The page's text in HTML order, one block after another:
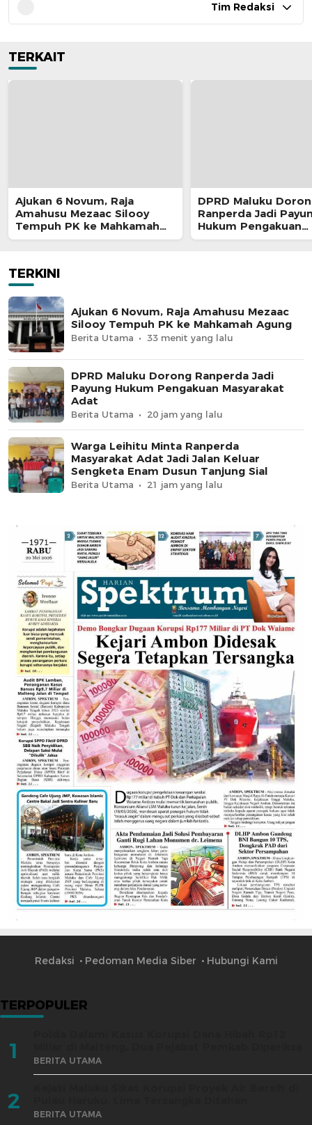
Tim Redaksi
TERKAIT
Ajukan 6 Novum, Raja
Amahusu Mezaac Silooy
Tempuh PK ke Mahkamah
Agung
DPRD Maluku
Ranperda Jadi
Hukum Pengakuan
Masyarakat Adat
TERKINI
Ajukan 6 Novum, Raja Amahusu Mezaac
Silooy Tempuh PK ke Mahkamah Agung
Berita Utama 33 menit yang lalu
DPRD Maluku Dorong Ranperda Jadi
Payung Hukum Pengakuan Masyarakat
Adat
Berita Utama 20 jam yang lalu
Warga Leihitu Minta Ranperda
Masyarakat Adat Jadi Jalan Keluar
Sengketa Enam Dusun Tanjung Sial
Berita Utama 21 jam yang lalu
Redaksi Pedoman Media Siber Hubungi Kami
TERPOPULER
1 BERITA UTAMA
2 BERITA UTAMA